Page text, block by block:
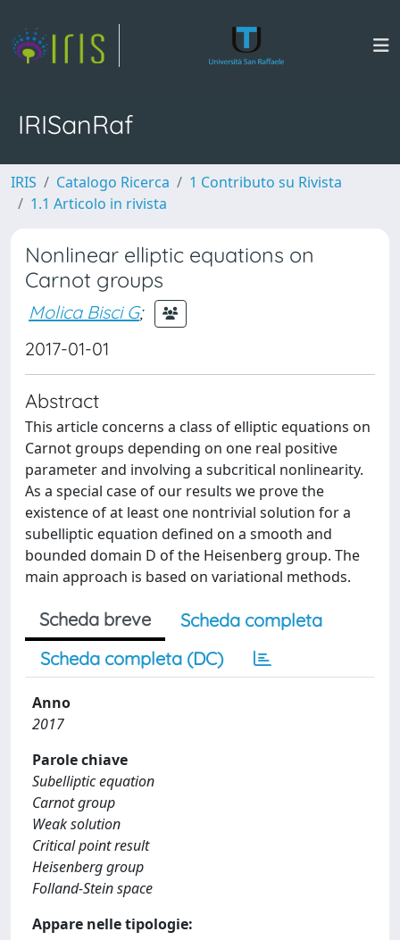
IRISanRaf
IRIS Catalogo Ricerca
1 Contributo su Rivista
1.1 Articolo in rivista
Nonlinear elliptic equations on
Carnot groups
Molica Bisci G;
2017-01-01
Abstract
This article concerns a class of elliptic equations on
Carnot groups depending on one real positive
parameter and involving a subcritical nonlinearity.
As a special case of our results we prove the
existence of at least one nontrivial solution for a
subelliptic equation defined on a smooth and
bounded domain D of the Heisenberg group. The
main approach is based on variational methods.
Scheda breve
Scheda completa
Scheda completa (DC)
Anno
2017
Parole chiave
Subelliptic equation
Carnot group
Weak solution
Critical point result
Heisenberg group
Folland-Stein space
Appare nelle tipologie: